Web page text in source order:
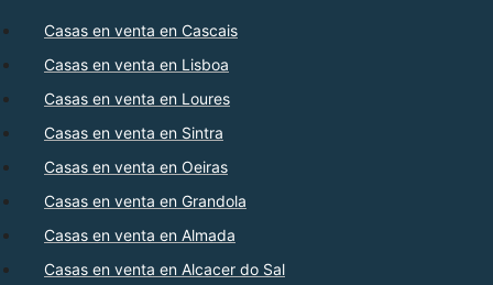
Casas en venta en Cascais
Casas en venta en Lisboa
Casas en venta en Loures
Casas en venta en Sintra
Casas en venta en Oeiras
Casas en venta en Grandola
Casas en venta en Almada
Casas en venta en Alcacer do Sal